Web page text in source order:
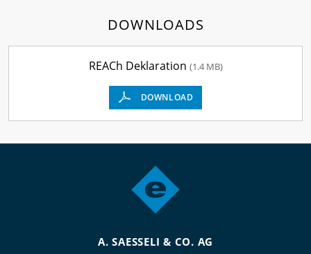
DOWNLOADS
REACh Deklaration (1.4 MB)
DOWNLOAD
A. SAESSELI & CO. AG